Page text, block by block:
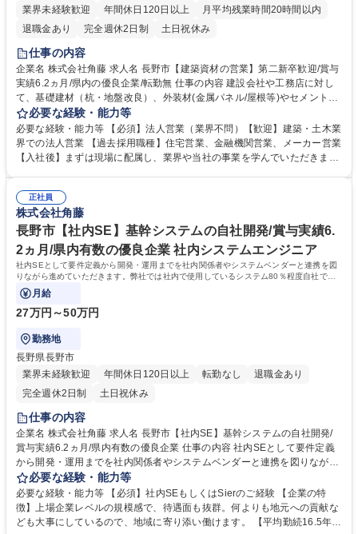
業界未経験歓迎
年間休日120日以上
月平均残業時間20時間以内
退職金あり
完全週休2日制 土日祝休み
仕事の内容
企業名 株式会社角藤 求人名 長野市【建築資材の営業】第二新卒歓迎/賞与
実績6.2ヵ月/県内の優良企業/転勤無 仕事の内容 建設会社や工務店に対し
て、基礎建材（杭・地盤改良）、外装材(金属パネル/屋根等)やセメント系
外装材(ALC/押出成型セメント板等)の材料及び工事を受注する為の営業を
お任せします。 ※金属系外装材は、建物や景観材等の「意匠材」として使
用されます。自身の提案で、街の美化や利便性の向上に貢献できる仕事で
す。 【工事実績】JR長野駅（鉄骨・外装)、東京駅丸の内駅舎（外壁・内
工事の、品質向上、工期短縮、安全確保などの現場管理をお任せします。
募集職種 長野市【建築資材の営業】第二新卒歓迎/賞与実績6.2ヵ月/県内の
優良企業/転勤無
必要な経験・能力等
必要な経験・能力等 【必須】法人営業（業界不問）【歓迎】建築・土木業
界での法人営業 【過去採用職種】住宅営業、金融機関営業、メーカー営業
【入社後】まずは現場に配属し、業界や当社の事業を学んでいただきます
建築工事、橋梁・土木工事まで幅広いジャンルの建設に関わっています。
【当社の魅力】安定：創業91年の長野県売上ランキング12位！国内拠点1
8ヶ所あり、年間に携わる工事件数約1,500件 WLBの両立可：平均勤続年
数16.7年、年休121日、平均有給取得日数9.0日、育休取得率100％ 学歴・
資格 学歴：大学院 大学 語学力： 資格：第一種運転免許普通自動車
正社員
株式会社角藤
長野市【社内SE】基幹システムの自社開発/賞与実績6.
2ヵ月/県内有数の優良企業 社内システムエンジニア
社内SEとして要件定義から開発・運用までを社内関係者やシステムベンダーと連携を図
りながら進めていただきます。弊社では社内で使用しているシステム80％程度自社で開
発しています。
月給
27万円～50万円
勤務地
長野県長野市
業界未経験歓迎
年間休日120日以上 転勤なし
退職金あり
完全週休2日制
土日祝休み
仕事の内容
企業名 株式会社角藤 求人名 長野市【社内SE】基幹システムの自社開発/
賞与実績6.2ヵ月/県内有数の優良企業 仕事の内容 社内SEとして要件定義
から開発・運用までを社内関係者やシステムベンダーと連携を図りながら
進めていただきます。弊社では社内で使用しているシステム80％程度自社
で開発しています。 ■基幹業務システム（会計システムや生産管理システ
ム）の自社開発をお任せします。要件定義から開発、運用までを社内関係
者やシステムベンダーと連携を取りながら行っていだきます。 ■運用保
必要な経験・能力等
必要な経験・能力等 【必須】社内SEもしくはSierのご経験 【企業の特
徴】上場企業レベルの規模感で、待遇面も抜群。何よりも地元への貢献な
ども大事にしているので、地域に寄り添い働けます。 【平均勤続16.5年の